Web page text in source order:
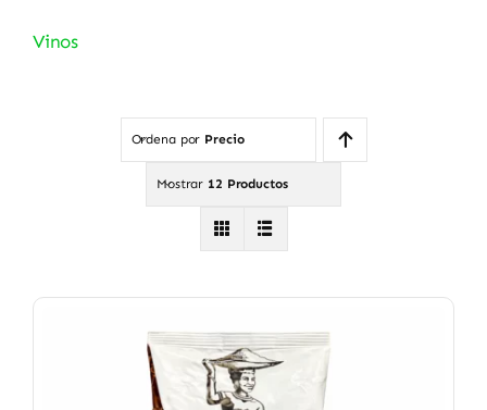
Vinos
Ordena por Precio
Mostrar 12 Productos